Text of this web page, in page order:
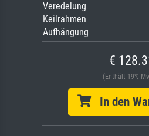
Veredelung
Keilrahmen
Aufhängung
€
(Enthält 19%
In den